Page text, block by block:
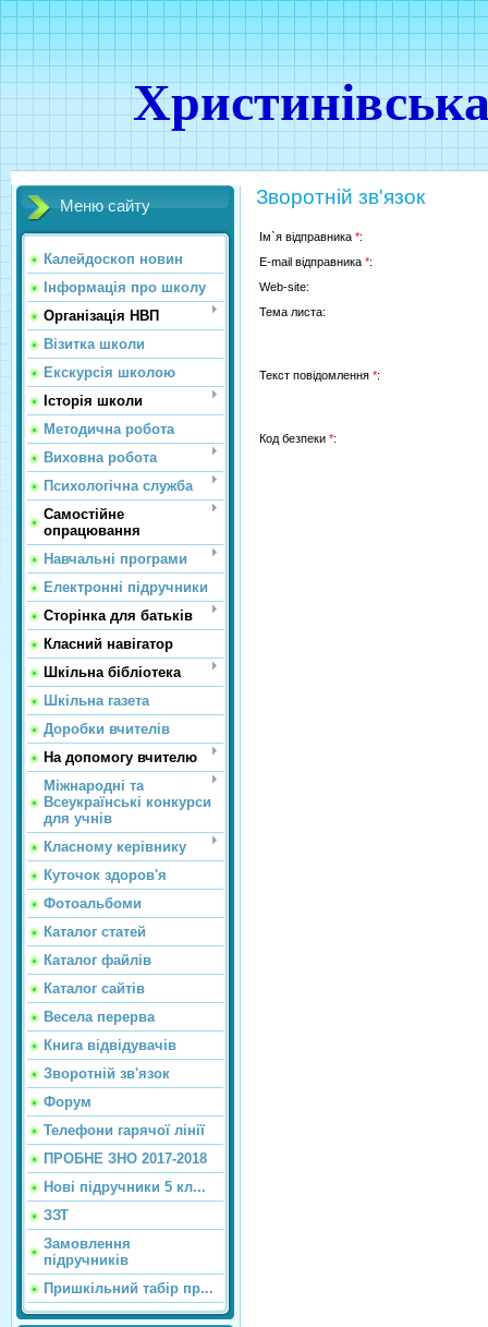
Меню сайту
Калейдоскоп новин
Інформація про школу
Організація НВП
Візитка школи
Екскурсія школою
Історія школи
Методична робота
Виховна робота
Психологічна служба
Самостійне
опрацювання
Навчальні програми
Електронні підручники
Сторінка для батьків
Класний навігатор
Шкільна бібліотека
Шкільна газета
Доробки вчителів
На допомогу вчителю
Міжнародні та
Всеукраїнські конкурси
для учнів
Класному керівнику
Куточок здоров'я
Фотоальбоми
Каталог статей
Каталог файлів
Каталог сайтiв
Весела перерва
Книга відвідувачів
Зворотній зв'язок
Форум
Телефони гарячої лінії
ПРОБНЕ ЗНО 2017-2018
Нові підручники 5 кл...
ЗЗТ
Замовлення
підручників
Пришкільний табір пр...
Зворотній зв'язок
Ім`я відправника *:
E-mail відправника *:
Web-site:
Тема листа:
Текст повідомлення *:
Код безпеки *: